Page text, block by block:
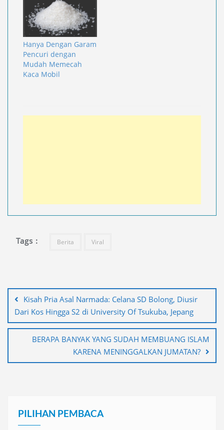
Hanya Dengan Garam
Pencuri dengan
Mudah Memecah
Kaca Mobil
Tags : Berita Viral
posKisah Pria Asal Narmada: Celana SD Bolong, Diusir
Dari Kos Hingga S2 di University Of Tsukuba, Jepang
BERAPA BANYAK YANG SUDAH MEMBUANG ISLAM
KARENA MENINGGALKAN JUMATAN?
PILIHAN PEMBACA